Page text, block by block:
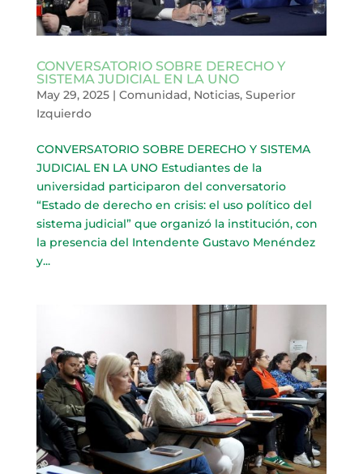
CONVERSATORIO SOBRE DERECHO Y
SISTEMA JUDICIAL EN LA UNO
May 29, 2025| Comunidad, Noticias, Superior
Izquierdo
CONVERSATORIO SOBRE DERECHO Y SISTEMA
JUDICIAL EN LA UNO Estudiantes de la
universidad participaron del conversatorio
“Estado de derecho en crisis: el uso político del
sistema judicial” que organizó la institución, con
la presencia del Intendente Gustavo Menéndez
y...